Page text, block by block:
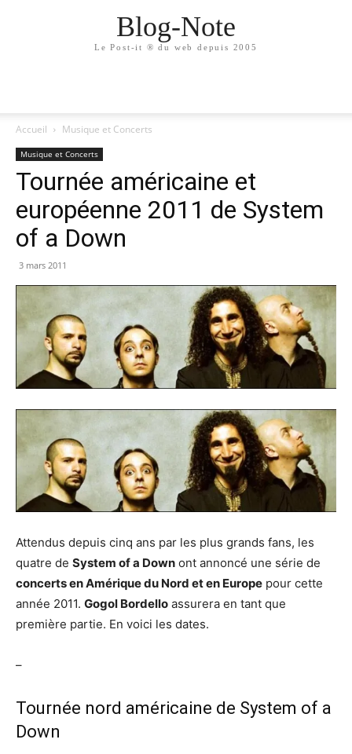
Blog-Note
Le Post-it ® du web depuis 2005
Accueil Musique et Concerts
Musique et Concerts
Tournée américaine et
européenne 2011 de System
of a Down
3 mars 2011
Attendus depuis cinq ans par les plus grands fans, les
quatre de System of a Down ont annoncé une série de
concerts en Amérique du Nord et en Europe pour cette
année 2011. Gogol Bordello assurera en tant que
première partie. En voici les dates.
–
Tournée nord américaine de System of a
Down